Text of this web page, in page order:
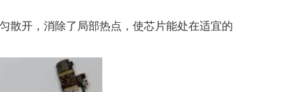
散开，消除了局部热点，使芯片能处在适宜的